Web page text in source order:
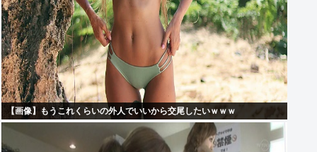
【画像】もうこれくらいの外人でいいから交尾したいｗｗｗ